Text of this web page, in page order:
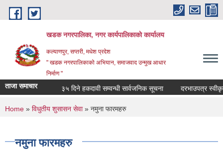
Skip to main content
खडक नगरपालिका, नगर कार्यपालिकाकाे कार्यालय
कल्याणपुर, सप्तरी, मधेश प्रदेश
" खडक नगरपालिकाको अभियान, समाजवाद उन्मुख आधार
निर्माण "
ताजा समाचार ३५ दिने हकदावी सम्वन्धी सार्वजनिक सूचना दरभाउपत्र स्वीकृत
You are here
Home » विधुतीय शुसासन सेवा» नमुना फारमहरु
नमुना फारमहरु